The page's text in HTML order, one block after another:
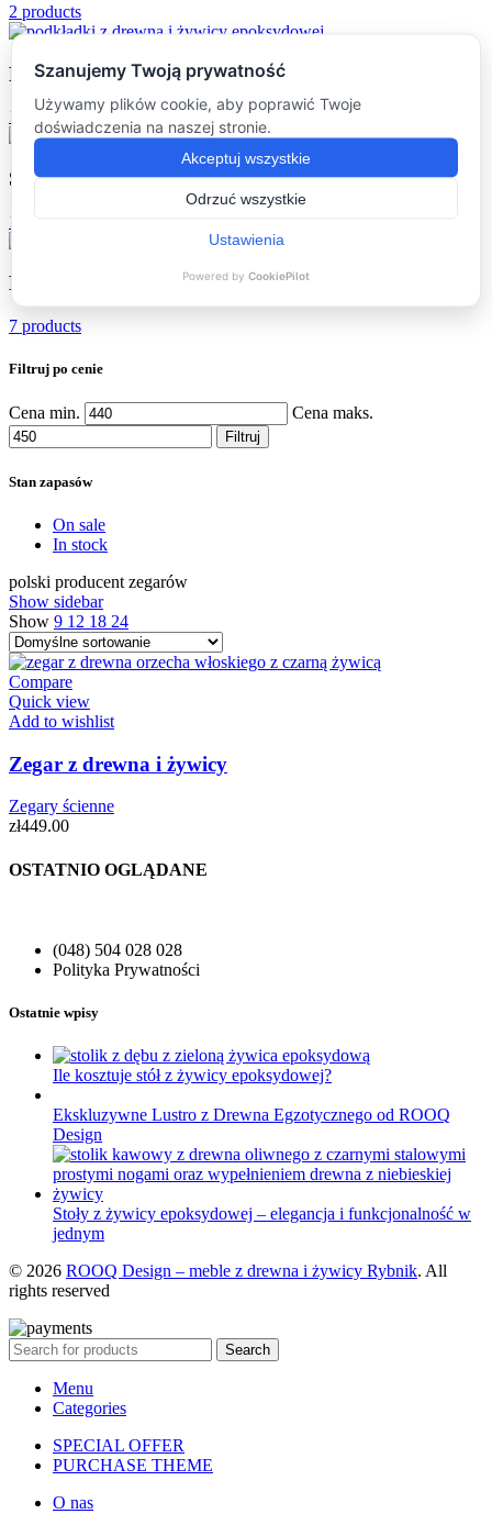
2 products
Podkładki(16)
16 products
Stoliki kawowe(16)
16 products
Dodatki
7 products
Filtruj po cenie
Cena min. Cena maks.
Filtruj
Stan zapasów
On sale
In stock
polski producent zegarów
Show sidebar
Show 9 12 18 24
Compare
Quick view
Add to wishlist
Zegar z drewna i żywicy
Zegary ścienne
zł449.00
OSTATNIO OGLĄDANE
(048) 504 028 028
Polityka Prywatności
Ostatnie wpisy
Ile kosztuje stół z żywicy epoksydowej?
Ekskluzywne Lustro z Drewna Egzotycznego od ROOQ
Design
Stoły z żywicy epoksydowej – elegancja i funkcjonalność w
jednym
© 2026 ROOQ Design – meble z drewna i żywicy Rybnik. All
rights reserved
Search
Menu
Categories
SPECIAL OFFER
PURCHASE THEME
O nas